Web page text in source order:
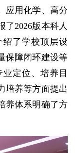
应用化学、高分
了2026版本科人
了学校顶层设
保障闭环建设等
定位、培养目
培养等方面提出
养体系明确了方